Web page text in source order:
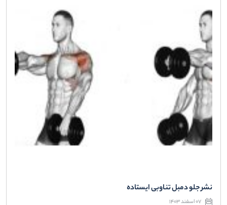
نشر جلو دمبل تناوبی ایستاده
07 اسفند 1403